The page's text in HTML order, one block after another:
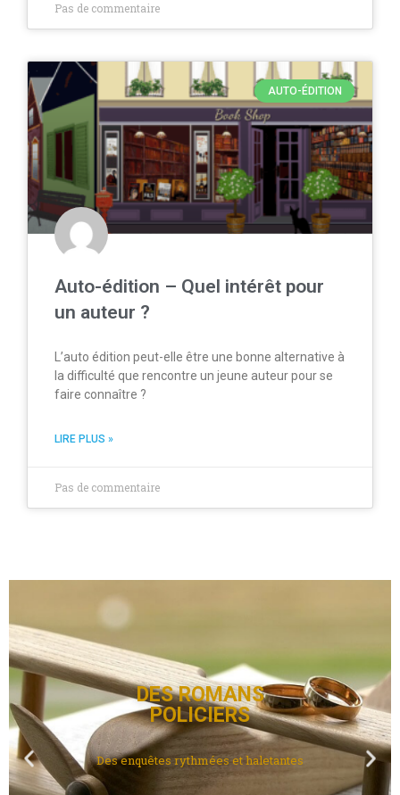
Pas de commentaire
AUTO-ÉDITION
Auto-édition – Quel intérêt pour
un auteur ?
L’auto édition peut-elle être une bonne alternative à
la difficulté que rencontre un jeune auteur pour se
faire connaître ?
LIRE PLUS »
Pas de commentaire
DES ROMANS
POLICIERS
Des enquêtes rythmées et haletantes